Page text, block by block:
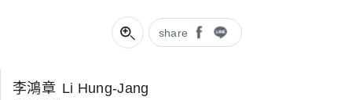
share
李鴻章 Li Hung-Jang